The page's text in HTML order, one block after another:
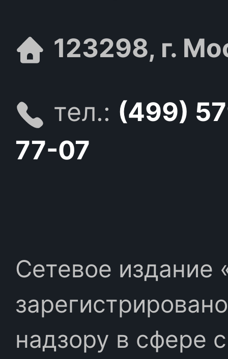
123298, г.
тел.: (499)
77-07
Сетевое издание
надзору в сфере